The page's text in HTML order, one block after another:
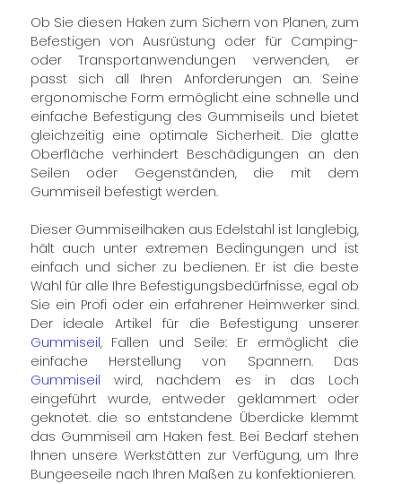
Ob Sie diesen Haken zum Sichern von Planen, zum
Befestigen von Ausrüstung oder für Camping-
oder Transportanwendungen verwenden, er
passt sich all Ihren Anforderungen an. Seine
ergonomische Form ermöglicht eine schnelle und
einfache Befestigung des Gummiseils und bietet
gleichzeitig eine optimale Sicherheit. Die glatte
Oberfläche verhindert Beschädigungen an den
Seilen oder Gegenständen, die mit dem
Gummiseil befestigt werden.
Dieser Gummiseilhaken aus Edelstahl ist langlebig,
hält auch unter extremen Bedingungen und ist
einfach und sicher zu bedienen. Er ist die beste
Wahl für alle Ihre Befestigungsbedürfnisse, egal ob
Sie ein Profi oder ein erfahrener Heimwerker sind.
Der ideale Artikel für die Befestigung unserer
Gummiseil, Fallen und Seile: Er ermöglicht die
einfache Herstellung von Spannern. Das
Gummiseil wird, nachdem es in das Loch
eingeführt wurde, entweder geklammert oder
geknotet. die so entstandene Überdicke klemmt
das Gummiseil am Haken fest. Bei Bedarf stehen
Ihnen unsere Werkstätten zur Verfügung, um Ihre
Bungeeseile nach Ihren Maßen zu konfektionieren.